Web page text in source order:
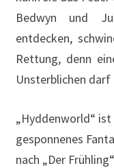
Bedwyn und
entdecken,
Rettung, denn
Unsterblichen darf
„Hyddenworld“
gesponnenes
nach „Der